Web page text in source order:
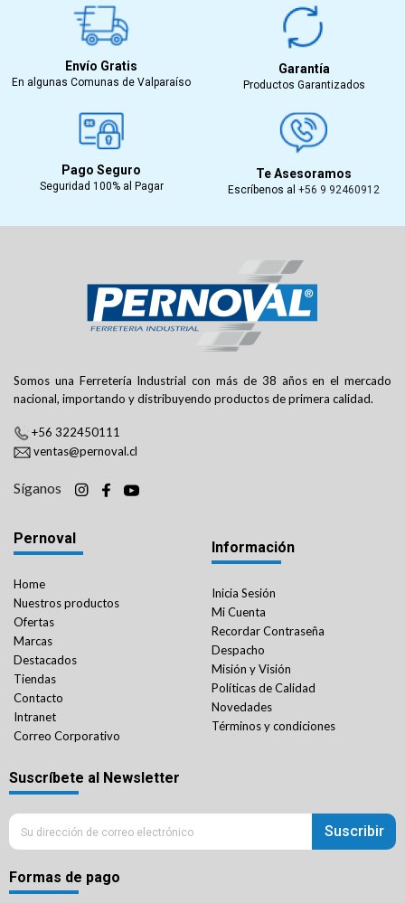
Envío Gratis
En algunas Comunas de Valparaíso
Garantía
Productos Garantizados
Pago Seguro
Seguridad 100% al Pagar
Te Asesoramos
Escríbenos al +56 9 92460912
Somos una Ferretería Industrial con más de 38 años en el mercado
nacional, importando y distribuyendo productos de primera calidad.
+56 322450111
ventas@pernoval.cl
Síganos
Pernoval
Home
Nuestros productos
Ofertas
Marcas
Destacados
Tiendas
Contacto
Intranet
Correo Corporativo
Información
Inicia Sesión
Mi Cuenta
Recordar Contraseña
Despacho
Misión y Visión
Políticas de Calidad
Novedades
Términos y condiciones
Suscríbete al Newsletter
Suscribir
Formas de pago